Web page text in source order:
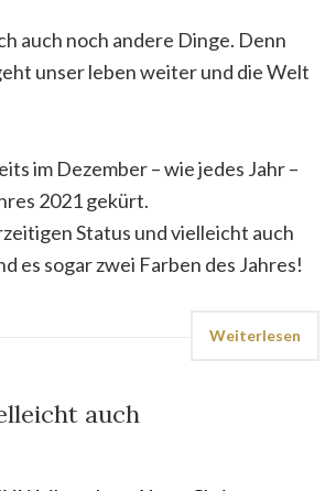
auch noch andere Dinge. Denn
unser leben weiter und die Welt
im Dezember – wie jedes Jahr –
2021 gekürt.
Status und vielleicht auch
es sogar zwei Farben des Jahres!
Weiterlesen
auch